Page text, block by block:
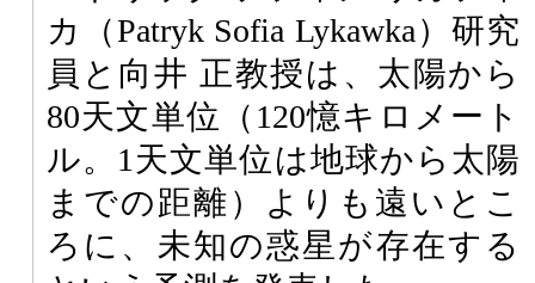
カ（Patryk Sofia Lykawka）研究
員と向井 正教授は、太陽から
80天文単位（120憶キロメート
ル。1天文単位は地球から太陽
までの距離）よりも遠いとこ
ろに、未知の惑星が存在する